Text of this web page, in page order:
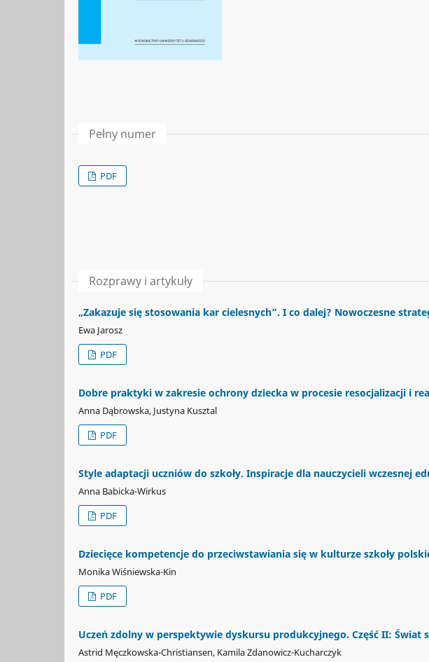
Pełny numer
PDF
Rozprawy i artykuły
„Zakazuje się stosowania kar cielesnych”. I co dalej? Nowoczesne
Ewa Jarosz
PDF
Dobre praktyki w zakresie ochrony dziecka w procesie resocjalizacji i
Anna Dąbrowska, Justyna Kusztal
PDF
Style adaptacji uczniów do szkoły. Inspiracje dla nauczycieli wczesnej
Anna Babicka-Wirkus
PDF
Dziecięce kompetencje do przeciwstawiania się w kulturze szkoły
Monika Wiśniewska-Kin
PDF
Uczeń zdolny w perspektywie dyskursu produkcyjnego. Część II: Świat
Astrid Męczkowska-Christiansen, Kamila Zdanowicz-Kucharczyk